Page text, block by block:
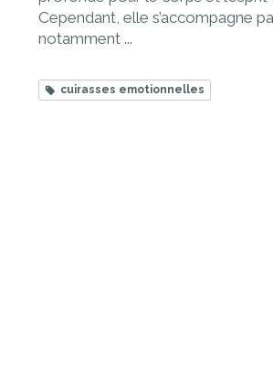
Cependant, elle s’accompagne
notamment ...
cuirasses emotionnelles